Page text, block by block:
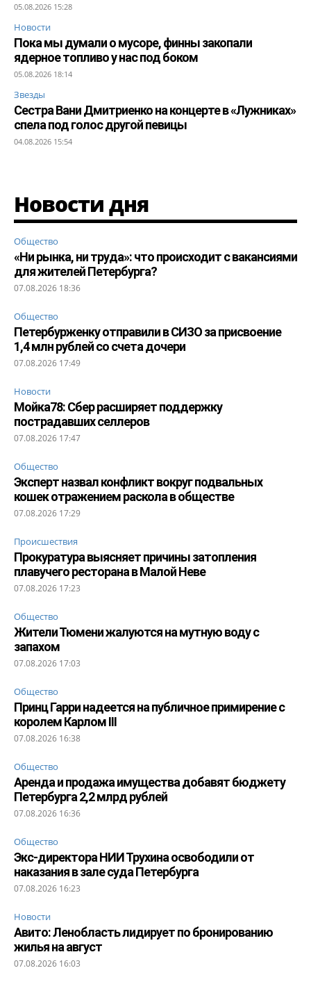
05.08.2026 15:28
Новости
Пока мы думали о мусоре, финны закопали
ядерное топливо у нас под боком
05.08.2026 18:14
Звезды
Сестра Вани Дмитриенко на концерте в «Лужниках»
спела под голос другой певицы
04.08.2026 15:54
Новости дня
Общество
«Ни рынка, ни труда»: что происходит с вакансиями
для жителей Петербурга?
07.08.2026 18:36
Общество
Петербурженку отправили в СИЗО за присвоение
1,4 млн рублей со счета дочери
07.08.2026 17:49
Новости
Мойка78: Сбер расширяет поддержку
пострадавших селлеров
07.08.2026 17:47
Общество
Эксперт назвал конфликт вокруг подвальных
кошек отражением раскола в обществе
07.08.2026 17:29
Происшествия
Прокуратура выясняет причины затопления
плавучего ресторана в Малой Неве
07.08.2026 17:23
Общество
Жители Тюмени жалуются на мутную воду с
запахом
07.08.2026 17:03
Общество
Принц Гарри надеется на публичное примирение с
королем Карлом III
07.08.2026 16:38
Общество
Аренда и продажа имущества добавят бюджету
Петербурга 2,2 млрд рублей
07.08.2026 16:36
Общество
Экс-директора НИИ Трухина освободили от
наказания в зале суда Петербурга
07.08.2026 16:23
Новости
Авито: Ленобласть лидирует по бронированию
жилья на август
07.08.2026 16:03